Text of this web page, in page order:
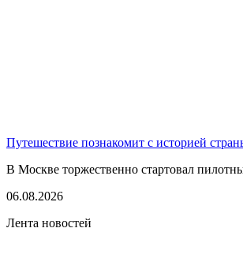
Путешествие познакомит с историей
В Москве торжественно стартовал
06.08.2026
Лента новостей